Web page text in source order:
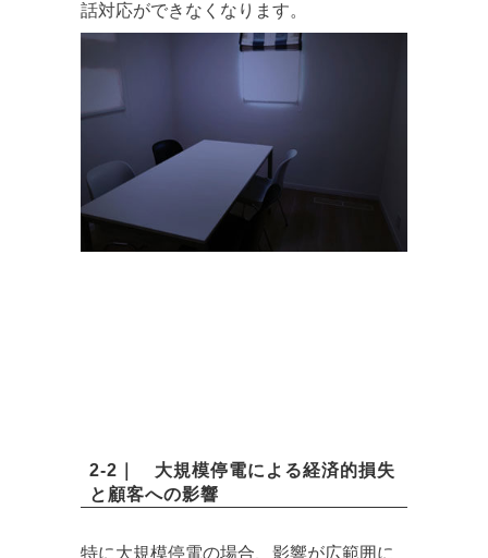
話対応ができなくなります。
2-2｜ 大規模停電による経済的損失
と顧客への影響
特に大規模停電の場合、影響が広範囲に